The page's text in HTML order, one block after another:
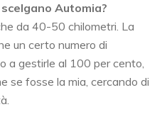
Automia?
da 40-50 chilometri. La
un certo numero di
a gestirle al 100 per cento,
se fosse la mia, cercando di